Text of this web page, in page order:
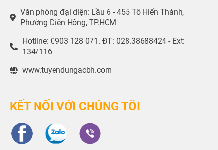
Văn phòng đại diện: Lầu 6 - 455 Tô Hiến Thành,
Phường Diên Hồng, TP.HCM
Hotline: 0903 128 071. ĐT: 028.38688424 - Ext:
134/116
www.tuyendungacbh.com
KẾT NỐI VỚI CHÚNG TÔI